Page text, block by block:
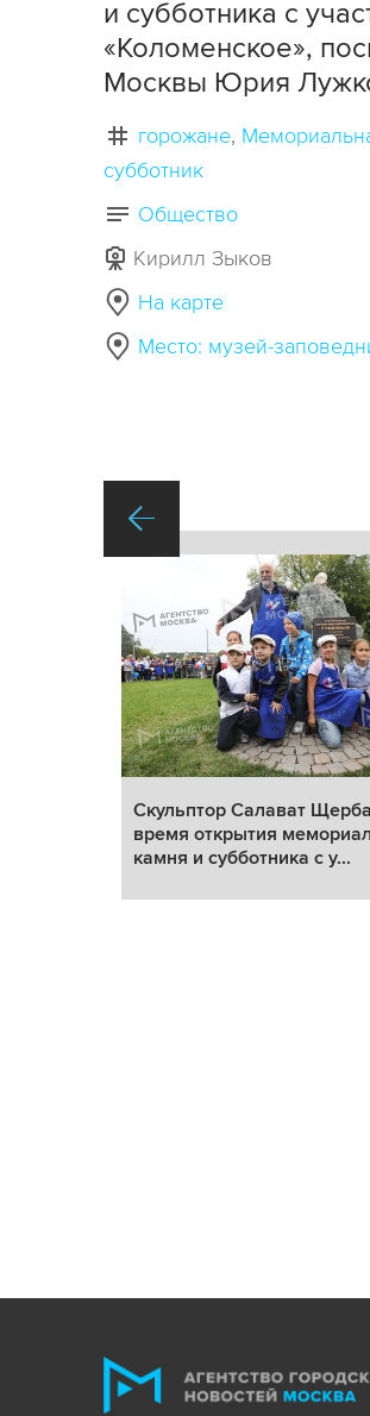
и субботника с
«Коломенское»,
Москвы Юрия
горожане
субботник
Общество
Кирилл Зыков
На карте
Место: музей-
Скульптор Салават
время открытия
камня и субботника с у...